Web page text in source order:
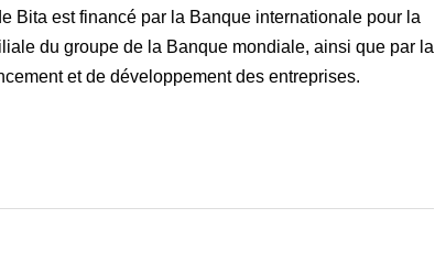
Bita est financé par la Banque internationale pour la
du groupe de la Banque mondiale, ainsi que par la
et de développement des entreprises.